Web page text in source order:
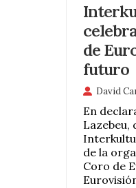
de
futuro
David
En
de la
Coro de